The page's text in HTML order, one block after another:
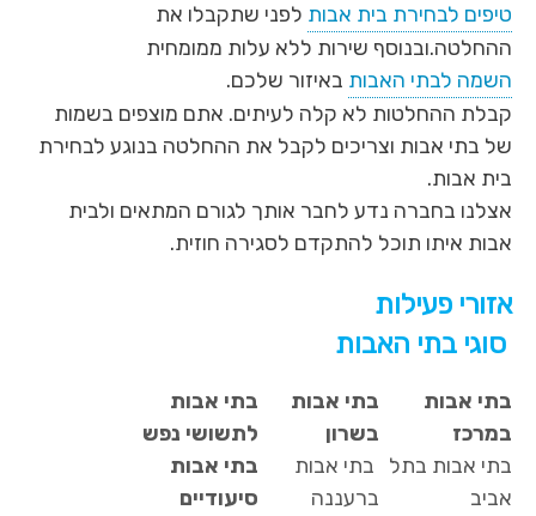
טיפים לבחירת בית אבות לפני שתקבלו את
ההחלטה.ובנוסף שירות ללא עלות ממומחית
השמה לבתי האבות באיזור שלכם.
קבלת ההחלטות לא קלה לעיתים. אתם מוצפים בשמות
של בתי אבות וצריכים לקבל את ההחלטה בנוגע לבחירת
בית אבות.
אצלנו בחברה נדע לחבר אותך לגורם המתאים ולבית
אבות איתו תוכל להתקדם לסגירה חוזית.
אזורי פעילות
סוגי בתי האבות
בתי אבות
במרכז
בתי אבות
בשרון
בתי אבות
לתשושי נפש
בתי אבות בתל
אביב
בתי אבות
ברעננה
בתי אבות
סיעודיים